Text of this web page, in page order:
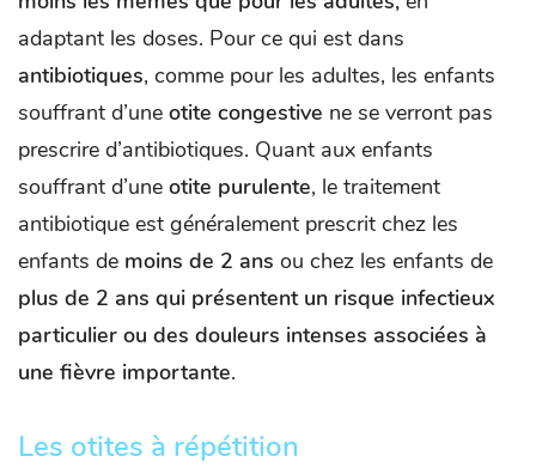
adaptant les doses. Pour ce qui est dans
antibiotiques, comme pour les adultes, les enfants
souffrant d’une otite congestive ne se verront pas
prescrire d’antibiotiques. Quant aux enfants
souffrant d’une otite purulente, le traitement
antibiotique est généralement prescrit chez les
enfants de moins de 2 ans ou chez les enfants de
plus de 2 ans qui présentent un risque infectieux
particulier ou des douleurs intenses associées à
une fièvre importante.
Les otites à répétition